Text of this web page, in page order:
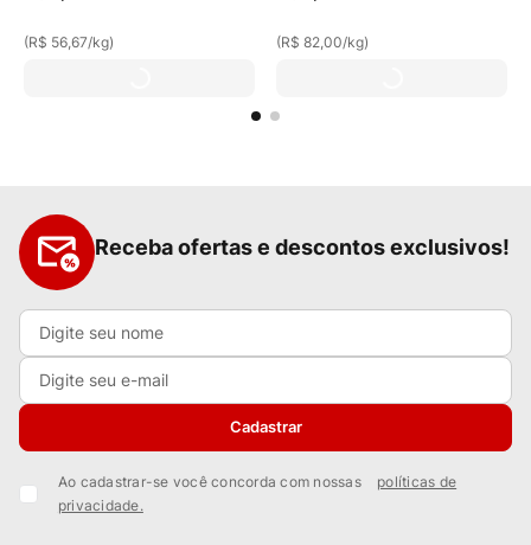
(R$ 56,67/kg) (R$ 82,00/kg)
Receba ofertas e descontos exclusivos!
Cadastrar
Ao cadastrar-se você concorda com nossas
políticas de
privacidade.